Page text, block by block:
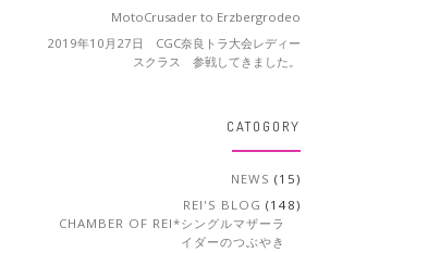
MotoCrusader to Erzbergrodeo
2019年10月27日 CGC奈良トラ大会レディー
スクラス 参戦してきました。
CATOGORY
NEWS (15)
REI'S BLOG (148)
CHAMBER OF REI*シングルマザーラ
イダーのつぶやき